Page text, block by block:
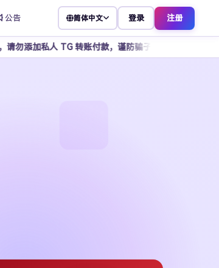
公告 简体中文 登录 注册
付款，谨防骗子冒充客服，所有操作请通过官方平台完